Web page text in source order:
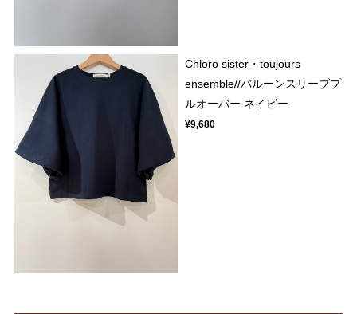
Chloro sister・toujours
ensemble//バルーンスリーブプ
ルオーバー ネイビー
¥9,680